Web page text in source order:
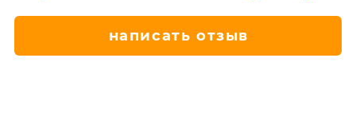
написать отзыв